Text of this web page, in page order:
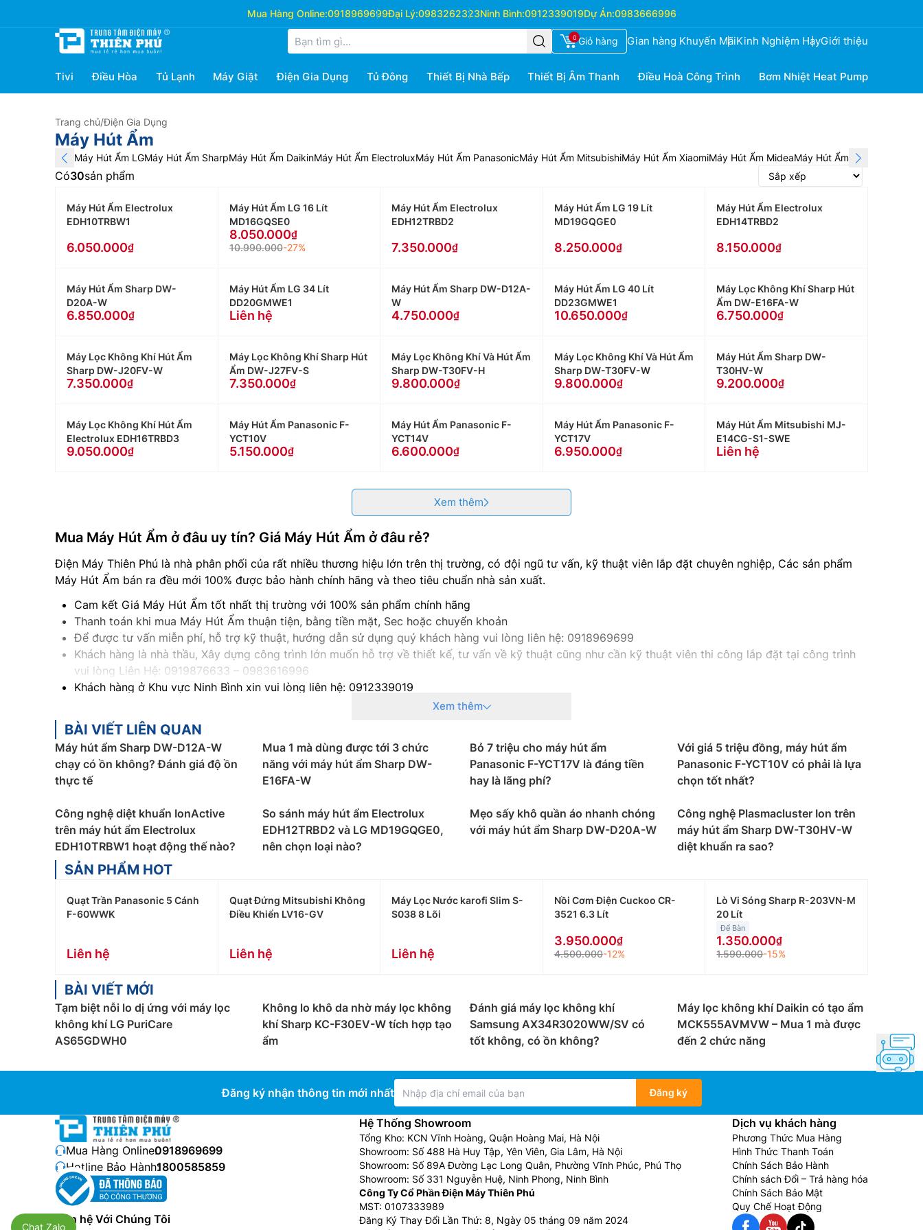
Mua Hàng Online:0918969699Đại Lý:0983262323Ninh Bình:0912339019Dự Án:0983666996
0 Giỏ hàng Gian hàng Khuyến MãiKinh Nghiệm HayGiới thiệu
Tivi Điều Hòa Tủ Lạnh Máy Giặt Điện Gia Dụng Tủ Đông Thiết Bị Nhà Bếp Thiết Bị Âm Thanh Điều Hoà Công Trình Bơm Nhiệt Heat Pump
Trang chủ/Điện Gia Dụng
Máy Hút Ẩm
Máy Hút Ẩm LGMáy Hút Ẩm SharpMáy Hút Ẩm DaikinMáy Hút Ẩm ElectroluxMáy Hút Ẩm PanasonicMáy Hút Ẩm MitsubishiMáy Hút Ẩm XiaomiMáy Hút Ẩm MideaMáy Hút Ẩm Casper
Có30sản phẩm
Máy Hút Ẩm Electrolux
EDH10TRBW1
6.050.000
Máy Hút Ẩm LG 16 Lít
MD16GQSE0
8.050.000
10.990.000-27%
Máy Hút Ẩm Electrolux
EDH12TRBD2
7.350.000
Máy Hút Ẩm LG 19 Lít
MD19GQGE0
8.250.000
Máy Hút Ẩm Electrolux
EDH14TRBD2
8.150.000
Máy Hút Ẩm Sharp DW-
D20A-W
6.850.000
Máy Hút Ẩm LG 34 Lít
DD20GMWE1
Liên hệ
Máy Hút Ẩm Sharp DW-D12A-
W
4.750.000
Máy Hút Ẩm LG 40 Lít
DD23GMWE1
10.650.000
Máy Lọc Không Khí Sharp Hút
Ẩm DW-E16FA-W
6.750.000
Máy Lọc Không Khí Hút Ẩm
Sharp DW-J20FV-W
7.350.000
Máy Lọc Không Khí Sharp Hút
Ẩm DW-J27FV-S
7.350.000
Máy Lọc Không Khí Và Hút Ẩm
Sharp DW-T30FV-H
9.800.000
Máy Lọc Không Khí Và Hút Ẩm
Sharp DW-T30FV-W
9.800.000
Máy Hút Ẩm Sharp DW-
T30HV-W
9.200.000
Máy Lọc Không Khí Hút Ẩm
Electrolux EDH16TRBD3
9.050.000
Máy Hút Ẩm Panasonic F-
YCT10V
5.150.000
Máy Hút Ẩm Panasonic F-
YCT14V
6.600.000
Máy Hút Ẩm Panasonic F-
YCT17V
6.950.000
Máy Hút Ẩm Mitsubishi MJ-
E14CG-S1-SWE
Liên hệ
Xem thêm
Mua Máy Hút Ẩm ở đâu uy tín? Giá Máy Hút Ẩm ở đâu rẻ?
Điện Máy Thiên Phú là nhà phân phối của rất nhiều thương hiệu lớn trên thị trường, có đội ngũ tư vấn, kỹ thuật viên lắp đặt chuyên nghiệp, Các sản phẩm
Máy Hút Ẩm bán ra đều mới 100% được bảo hành chính hãng và theo tiêu chuẩn nhà sản xuất.
Cam kết Giá Máy Hút Ẩm tốt nhất thị trường với 100% sản phẩm chính hãng
Thanh toán khi mua Máy Hút Ẩm thuận tiện, bằng tiền mặt, Sec hoặc chuyển khoản
Để được tư vấn miễn phí, hỗ trợ kỹ thuật, hướng dẫn sử dụng quý khách hàng vui lòng liên hệ: 0918969699
Khách hàng là nhà thầu, Xây dựng công trình lớn muốn hỗ trợ về thiết kế, tư vấn về kỹ thuật cũng như cần kỹ thuật viên thi công lắp đặt tại công trình
vui lòng Liên Hệ: 0919876633 – 0983616996
Khách hàng ở Khu vực Ninh Bình xin vui lòng liên hệ: 0912339019
Khách hàng ở Khu vực Bắc Giang xin vui lòng liên hệ: 0983666996
Xem thêm
BÀI VIẾT LIÊN QUAN
Máy hút ẩm Sharp DW-D12A-W
chạy có ồn không? Đánh giá độ ồn
thực tế
Mua 1 mà dùng được tới 3 chức
năng với máy hút ẩm Sharp DW-
E16FA-W
Bỏ 7 triệu cho máy hút ẩm
Panasonic F-YCT17V là đáng tiền
hay là lãng phí?
Với giá 5 triệu đồng, máy hút ẩm
Panasonic F-YCT10V có phải là lựa
chọn tốt nhất?
Công nghệ diệt khuẩn IonActive
trên máy hút ẩm Electrolux
EDH10TRBW1 hoạt động thế nào?
So sánh máy hút ẩm Electrolux
EDH12TRBD2 và LG MD19GQGE0,
nên chọn loại nào?
Mẹo sấy khô quần áo nhanh chóng
với máy hút ẩm Sharp DW-D20A-W
Công nghệ Plasmacluster Ion trên
máy hút ẩm Sharp DW-T30HV-W
diệt khuẩn ra sao?
SẢN PHẨM HOT
Quạt Trần Panasonic 5 Cánh
F-60WWK
Liên hệ
Quạt Đứng Mitsubishi Không
Điều Khiển LV16-GV
Liên hệ
Máy Lọc Nước karofi Slim S-
S038 8 Lõi
Liên hệ
Nồi Cơm Điện Cuckoo CR-
3521 6.3 Lít
3.950.000
4.500.000-12%
Lò Vi Sóng Sharp R-203VN-M
20 Lít
Để Bàn
1.350.000
1.590.000-15%
BÀI VIẾT MỚI
Tạm biệt nỗi lo dị ứng với máy lọc
không khí LG PuriCare
AS65GDWH0
Không lo khô da nhờ máy lọc không
khí Sharp KC-F30EV-W tích hợp tạo
ẩm
Đánh giá máy lọc không khí
Samsung AX34R3020WW/SV có
tốt không, có ồn không?
Máy lọc không khí Daikin có tạo ẩm
MCK555AVMVW – Mua 1 mà được
đến 2 chức năng
Đăng ký nhận thông tin mới nhất Đăng ký
Mua Hàng Online:0918969699
Hotline Bảo Hành:1800585859
Liên hệ Với Chúng Tôi
Hệ Thống Showroom
Tổng Kho: KCN Vĩnh Hoàng, Quận Hoàng Mai, Hà Nội
Showroom: Số 488 Hà Huy Tập, Yên Viên, Gia Lâm, Hà Nội
Showroom: Số 89A Đường Lạc Long Quân, Phường Vĩnh Phúc, Phú Thọ
Showroom: Số 331 Nguyễn Huệ, Ninh Phong, Ninh Bình
Công Ty Cổ Phần Điện Máy Thiên Phú
MST: 0107333989
Đăng Ký Thay Đổi Lần Thứ: 8, Ngày 05 tháng 09 năm 2024
Dịch vụ khách hàng
Phương Thức Mua Hàng
Hình Thức Thanh Toán
Chính Sách Bảo Hành
Chính sách Đổi – Trả hàng hóa
Chính Sách Bảo Mật
Quy Chế Hoạt Động
Chat Zalo